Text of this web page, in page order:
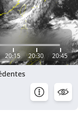
20:15 20:30 20:45